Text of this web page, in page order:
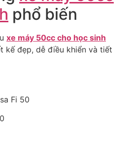
phổ biến
xe máy 50cc cho học sinh
kế đẹp, dễ điều khiển và tiết
Fi 50